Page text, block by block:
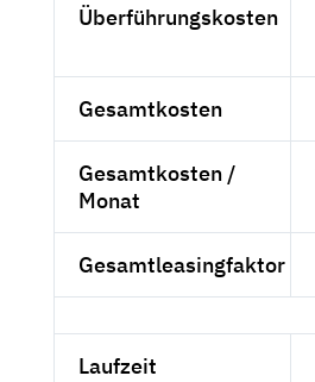
Überführungskosten
Gesamtkosten
Gesamtkosten /
Monat
Gesamtleasingfaktor
Laufzeit